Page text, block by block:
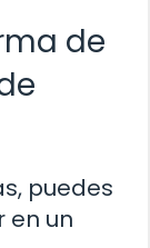
de
puedes
en un